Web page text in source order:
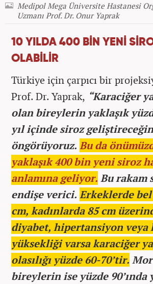
Medipol Mega Üniversite Hastanesi
Uzmanı Prof. Dr. Onur Yaprak
10 YILDA 400 BİN YENİ
OLABİLİR
Türkiye için çarpıcı bir
Prof. Dr. Yaprak, “Karaciğer
olan bireylerin yaklaşık
yıl içinde siroz
öngörüyoruz. Bu da
yaklaşık 400 bin yeni siroz
anlamına geliyor. Bu rakam
endişe verici. Erkeklerde bel
cm, kadınlarda 85 cm
diyabet, hipertansiyon veya
yüksekliği varsa karaciğer
olasılığı yüzde 60-70’tir.
bireylerin ise yüzde 90’ında